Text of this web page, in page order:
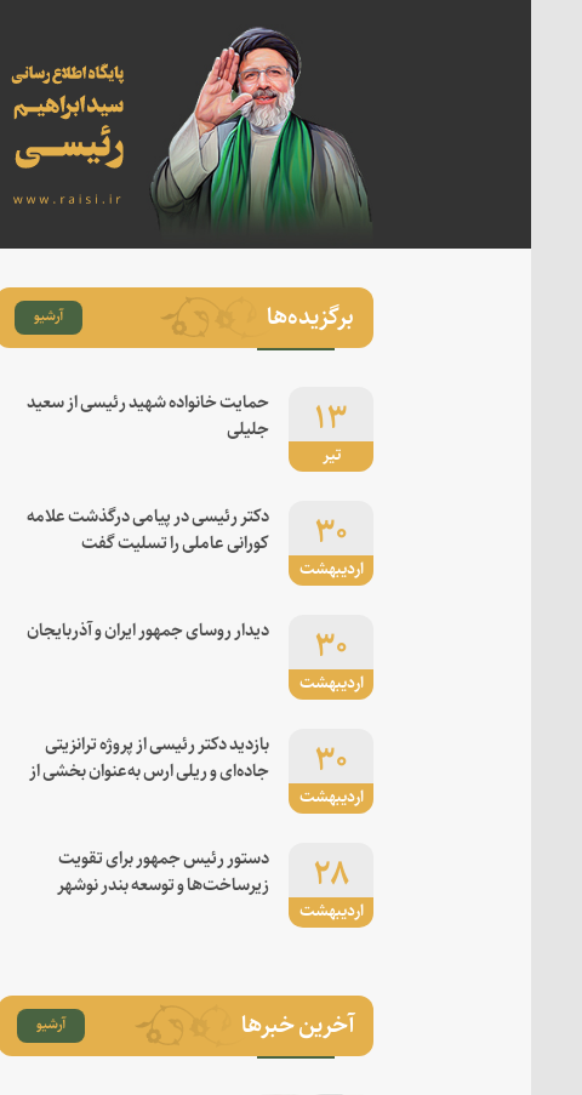
برگزیده‌ها آرشیو
تیر
۱۳
حمایت خانواده شهید رئیسی از سعید
جلیلی
اردیبهشت
۳۰
دکتر رئیسی در پیامی درگذشت علامه
کورانی عاملی را تسلیت گفت
اردیبهشت
۳۰ دیدار روسای جمهور ایران و آذربایجان
اردیبهشت
۳۰
بازدید دکتر رئیسی از پروژه ترانزیتی
جاده‌ای و ریلی ارس به‌عنوان بخشی از
اردیبهشت
۲۸
دستور رئیس جمهور برای تقویت
زیرساخت‌ها و توسعه بندر نوشهر
آخرین خبرها آرشیو